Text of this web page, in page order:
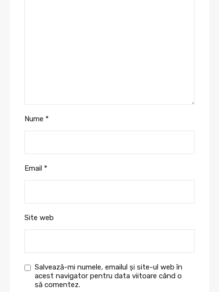
Nume *
Email *
Site web
Salvează-mi numele, emailul și site-ul web în
acest navigator pentru data viitoare când o
să comentez.